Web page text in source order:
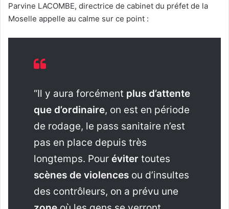
Parvine LACOMBE, directrice de cabinet du préfet de la
Moselle appelle au calme sur ce point :
“Il y aura forcément plus d’attente
que d’ordinaire, on est en période
de rodage, le pass sanitaire n’est
pas en place depuis très
longtemps. Pour éviter toutes
scènes de violences ou d’insultes
des contrôleurs, on a prévu une